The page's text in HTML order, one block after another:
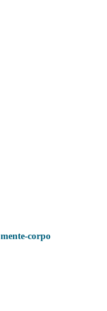
mente-corpo